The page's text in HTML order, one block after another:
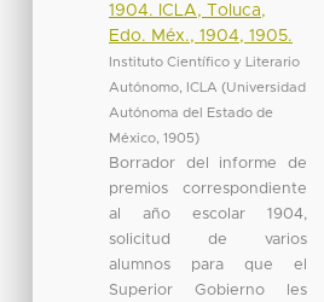
1904. ICLA, Toluca,
Edo. Méx., 1904, 1905.
Instituto Científico y Literario
Autónomo, ICLA (Universidad
Autónoma del Estado de
México, 1905)
Borrador del informe de
premios correspondiente
al año escolar 1904,
solicitud de varios
alumnos para que el
Superior Gobierno les